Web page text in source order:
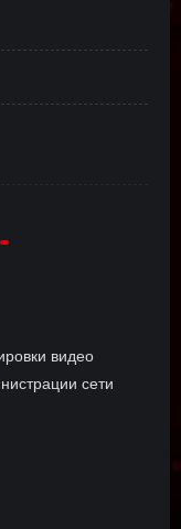
видео
сети